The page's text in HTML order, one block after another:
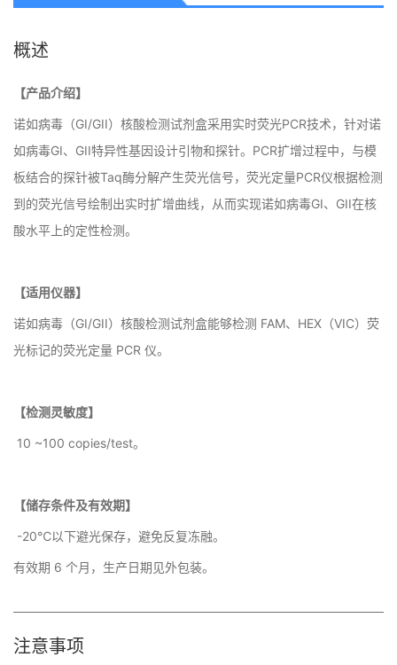
概述
【产品介绍】
诺如病毒（GI/GII）核酸检测试剂盒采用实时荧光PCR技术，针对诺
如病毒GI、GII特异性基因设计引物和探针。PCR扩增过程中，与模
板结合的探针被Taq酶分解产生荧光信号，荧光定量PCR仪根据检测
到的荧光信号绘制出实时扩增曲线，从而实现诺如病毒GI、GII在核
酸水平上的定性检测。
【适用仪器】
诺如病毒（GI/GII）核酸检测试剂盒能够检测 FAM、HEX（VIC）荧
光标记的荧光定量 PCR 仪。
【检测灵敏度】
10 ~100 copies/test。
【储存条件及有效期】
-20℃以下避光保存，避免反复冻融。
有效期 6 个月，生产日期见外包装。
注意事项